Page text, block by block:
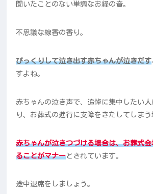
聞いたことのない単調なお経の音。
不思議な線香の香り。
びっくりして泣き出す赤ちゃんが泣きだす
すよね。
赤ちゃんの泣き声で、追悼に集中したい
り、お葬式の進行に支障をきたしてしまう
赤ちゃんが泣きつづける場合は、お葬式
ることがマナーとされています。
途中退席をしましょう。